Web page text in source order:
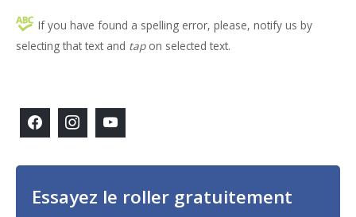
If you have found a spelling error, please, notify us by
selecting that text and tapon selected text.
Essayez le roller gratuitement